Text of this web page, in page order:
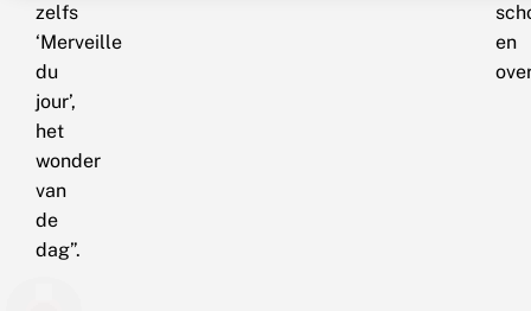
zelfs
‘Merveille
du
jour’,
het
wonder
van
de
dag”.
en